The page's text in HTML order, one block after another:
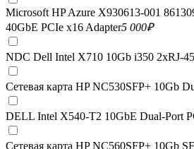
Microsoft HP Azure X930613-001
40GbE PCIe x16 Adapter5 000₽
NDC Dell Intel X710 10Gb i350 2xRJ-
Сетевая карта HP NC530SFP+ 10Gb
DELL Intel X540-T2 10GbE Dual-Port
Сетевая карта HP NC560SFP+ 10Gb